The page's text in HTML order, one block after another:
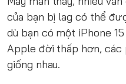
của bạn bị lag có thể
dù bạn có một iPhone
Apple đời thấp hơn, các
giống nhau.